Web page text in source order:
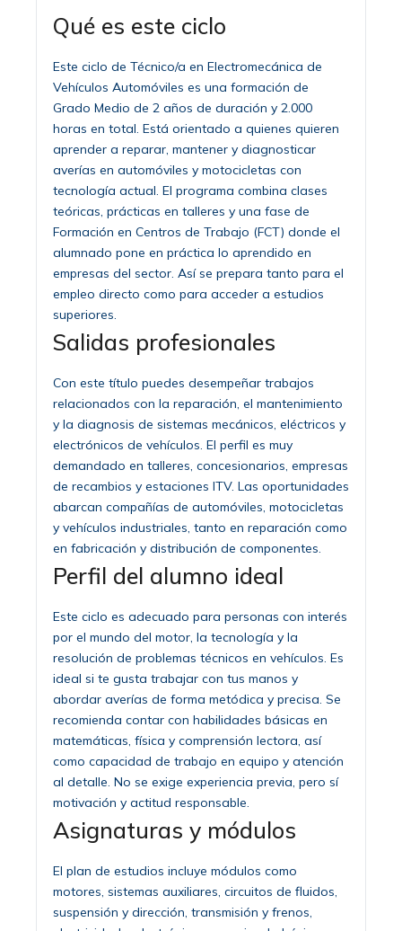
Qué es este ciclo
Este ciclo de Técnico/a en Electromecánica de
Vehículos Automóviles es una formación de
Grado Medio de 2 años de duración y 2.000
horas en total. Está orientado a quienes quieren
aprender a reparar, mantener y diagnosticar
averías en automóviles y motocicletas con
tecnología actual. El programa combina clases
teóricas, prácticas en talleres y una fase de
Formación en Centros de Trabajo (FCT) donde el
alumnado pone en práctica lo aprendido en
empresas del sector. Así se prepara tanto para el
empleo directo como para acceder a estudios
superiores.
Salidas profesionales
Con este título puedes desempeñar trabajos
relacionados con la reparación, el mantenimiento
y la diagnosis de sistemas mecánicos, eléctricos y
electrónicos de vehículos. El perfil es muy
demandado en talleres, concesionarios, empresas
de recambios y estaciones ITV. Las oportunidades
abarcan compañías de automóviles, motocicletas
y vehículos industriales, tanto en reparación como
en fabricación y distribución de componentes.
Perfil del alumno ideal
Este ciclo es adecuado para personas con interés
por el mundo del motor, la tecnología y la
resolución de problemas técnicos en vehículos. Es
ideal si te gusta trabajar con tus manos y
abordar averías de forma metódica y precisa. Se
recomienda contar con habilidades básicas en
matemáticas, física y comprensión lectora, así
como capacidad de trabajo en equipo y atención
al detalle. No se exige experiencia previa, pero sí
motivación y actitud responsable.
Asignaturas y módulos
El plan de estudios incluye módulos como
motores, sistemas auxiliares, circuitos de fluidos,
suspensión y dirección, transmisión y frenos,